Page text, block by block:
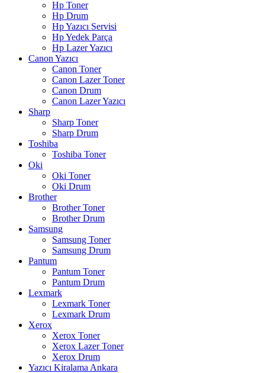
Hp Toner
Hp Drum
Hp Yazıcı Servisi
Hp Yedek Parça
Hp Lazer Yazıcı
Canon Yazıcı
Canon Toner
Canon Lazer Toner
Canon Drum
Canon Lazer Yazıcı
Sharp
Sharp Toner
Sharp Drum
Toshiba
Toshiba Toner
Oki
Oki Toner
Oki Drum
Brother
Brother Toner
Brother Drum
Samsung
Samsung Toner
Samsung Drum
Pantum
Pantum Toner
Pantum Drum
Lexmark
Lexmark Toner
Lexmark Drum
Xerox
Xerox Toner
Xerox Lazer Toner
Xerox Drum
Yazıcı Kiralama Ankara